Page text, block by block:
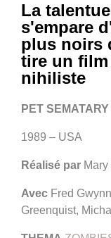
La
s'empare
plus noirs
tire un film
nihiliste
PET SEMATARY
1989 – USA
Réalisé par
Avec Fred
Greenquist,